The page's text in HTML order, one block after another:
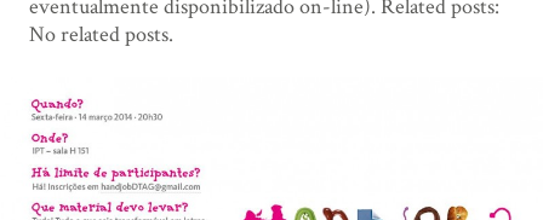
eventualmente disponibilizado on-line). Related posts:
No related posts.